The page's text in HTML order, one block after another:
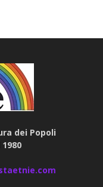
dei Popoli